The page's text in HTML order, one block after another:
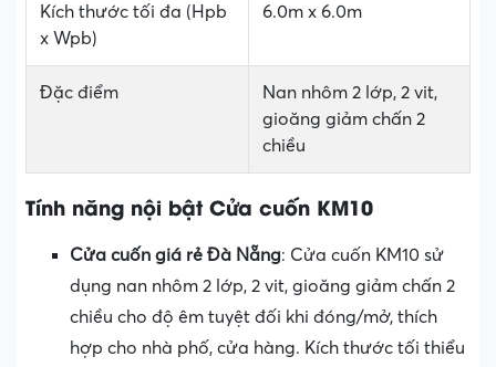
Kích thước tối đa (Hpb
x Wpb)
6.0m x 6.0m
Đặc điểm
Nan nhôm 2 lớp, 2 vit,
gioăng giảm chấn 2
chiều
Tính năng nội bật Cửa cuốn KM10
Cửa cuốn giá rẻ Đà Nẵng: Cửa cuốn KM10 sử
dụng nan nhôm 2 lớp, 2 vit, gioăng giảm chấn 2
chiều cho độ êm tuyệt đối khi đóng/mở, thích
hợp cho nhà phố, cửa hàng. Kích thước tối thiểu